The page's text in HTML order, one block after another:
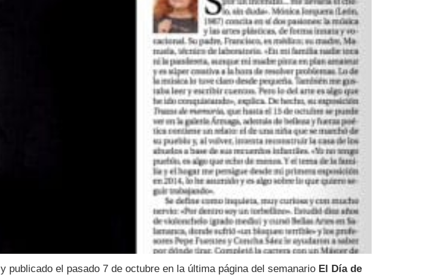
y publicado el pasado 7 de octubre en la última página del semanario El Día de